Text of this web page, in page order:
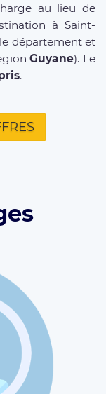
au lieu de
à Saint-
département et
Guyane). Le
.